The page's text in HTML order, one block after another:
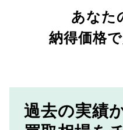
あなた
納得価格
過去の実績